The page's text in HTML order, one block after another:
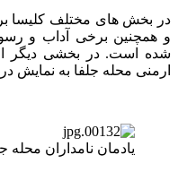
در بخش های مختلف کلیسا
و همچنین برخی آداب و رسوم
شده است. در بخشی دیگر از
ارمنی محله جلفا به نمایش
یادمان نامداران محله